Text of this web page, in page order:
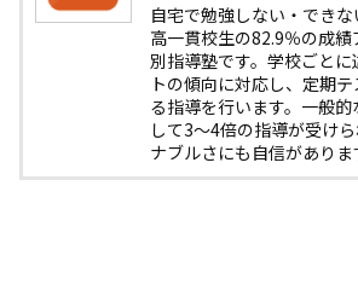
自宅で勉強しない・でき
高一貫校生の82.9％の成
別指導塾です。学校ごと
トの傾向に対応し、定期
る指導を行います。一般
して3〜4倍の指導が受け
ナブルさにも自信がありま